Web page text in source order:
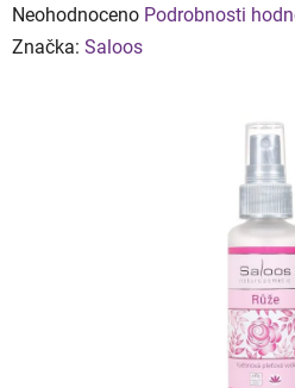
Průměrné
hodnocení
Neohodnoceno Podrobnosti
Značka: Saloos